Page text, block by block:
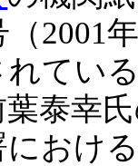
（2001
てい
泰幸
おけ